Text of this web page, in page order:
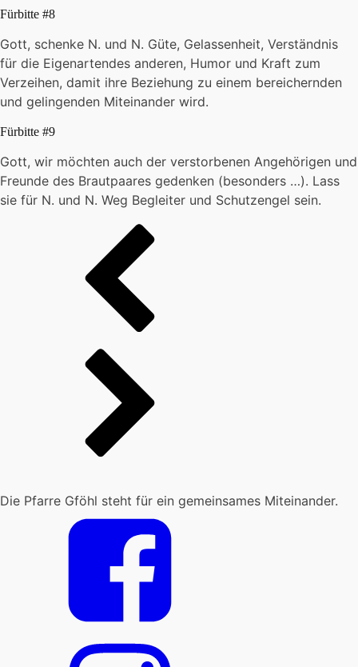
Fürbitte #8
Gott, schenke N. und N. Güte, Gelassenheit, Verständnis
für die Eigenartendes anderen, Humor und Kraft zum
Verzeihen, damit ihre Beziehung zu einem bereichernden
und gelingenden Miteinander wird.
Fürbitte #9
Gott, wir möchten auch der verstorbenen Angehörigen und
Freunde des Brautpaares gedenken (besonders …). Lass
sie für N. und N. Weg Begleiter und Schutzengel sein.
Die Pfarre Gföhl steht für ein gemeinsames Miteinander.